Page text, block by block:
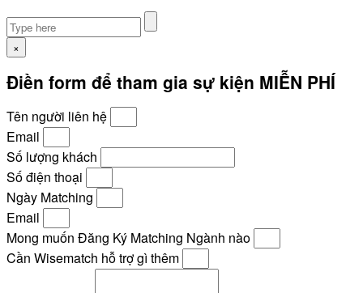
×
Điền form để tham gia sự kiện MIỄN PHÍ
Tên người liên hệ
Email
Số lượng khách
Số điện thoại
Ngày Matching
Email
Mong muốn Đăng Ký Matching Ngành nào
Cần Wisematch hỗ trợ gì thêm